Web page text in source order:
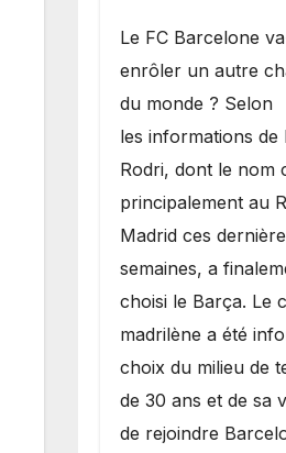
​Le FC Barcelone
enrôler un autre
du monde ? Selon
les informations de
Rodri, dont le nom
principalement au
Madrid ces
semaines, a
choisi le Barça. Le
madrilène a été
choix du milieu de
de 30 ans et de sa
de rejoindre